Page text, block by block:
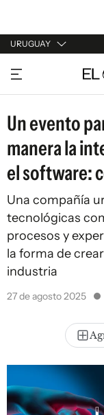
URUGUAY
URUGUAY
ARGENTINA
ESPAÑA
ESTADOS UNIDOS
Un evento
manera la
el software:
Una compañía
tecnológicas
procesos y
la forma de
industria
27 de agosto 2025